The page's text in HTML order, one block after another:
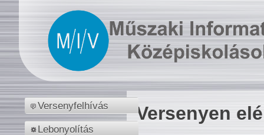
Versenyfelhívás
Lebonyolítás
Versenyen